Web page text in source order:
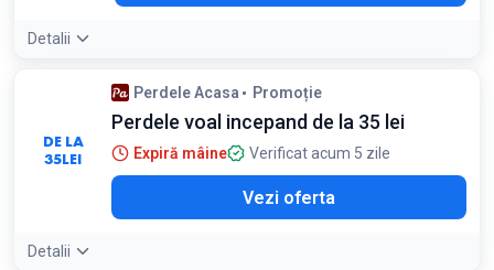
Detalii
DE LA
35LEI
Perdele Acasa Promoție
Perdele voal incepand de la 35 lei
Expiră mâine Verificat acum 5 zile
Vezi oferta
Detalii